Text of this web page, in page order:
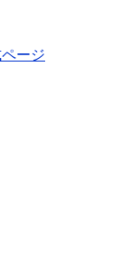
ージ